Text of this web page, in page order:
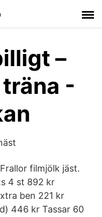
–
-
filmjölk jäst.
4 st 892 kr
ben 221 kr
446 kr Tassar 60